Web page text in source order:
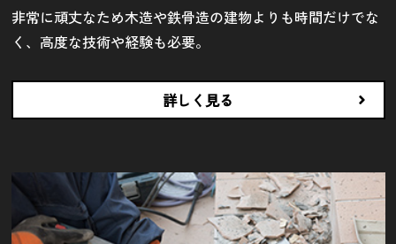
非常に頑丈なため木造や鉄骨造の建物よりも時間だけでな
く、高度な技術や経験も必要。
詳しく見る